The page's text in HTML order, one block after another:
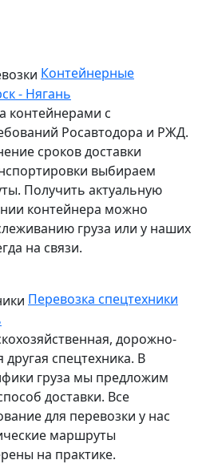
Контейнерные
- Нягань
контейнерами с
Росавтодора и РЖД.
сроков доставки
выбираем
Получить актуальную
контейнера можно
груза или у наших
на связи.
Перевозка спецтехники
дорожно-
спецтехника. В
груза мы предложим
доставки. Все
для перевозки у нас
маршруты
на практике.